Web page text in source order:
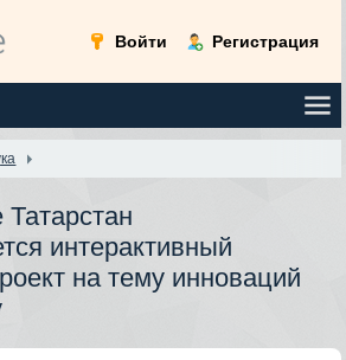
Войти Регистрация
интерактивный
на тему инноваций